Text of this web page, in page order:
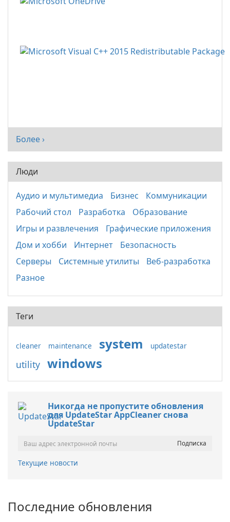
Более ›
Люди
Аудио и мультимедиа Бизнес
Коммуникации
Рабочий стол
Разработка
Образование
Игры и развлечения
Графические приложения
Дом и хобби
Интернет
Безопасность
Серверы
Системные утилиты
Веб-разработка
Разное
Теги
cleaner maintenance system updatestar
utility windows
Никогда не пропустите обновления
для UpdateStar AppCleaner снова
UpdateStar
Текущие новости
Последние обновления